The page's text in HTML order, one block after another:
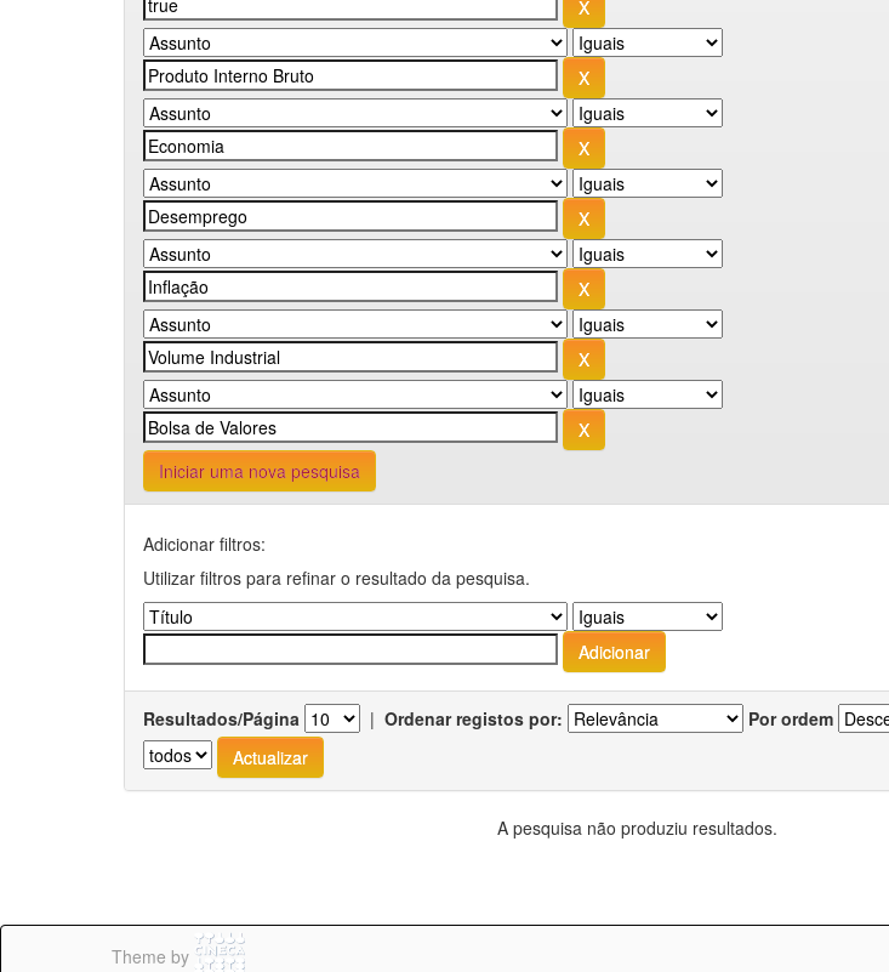
Iniciar uma nova pesquisa
Adicionar filtros:
Utilizar filtros para refinar o resultado da pesquisa.
Resultados/Página | Ordenar registos por: Por ordem
A pesquisa não produziu resultados.
Theme by